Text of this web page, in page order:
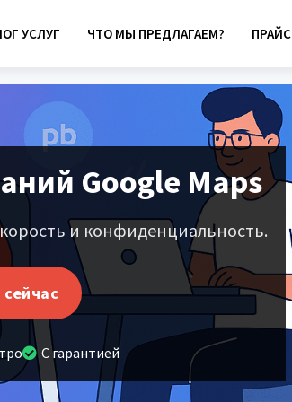
УСЛУГ ЧТО МЫ ПРЕДЛАГАЕМ? ПРАЙС
Google Maps
и конфиденциальность.
С гарантией